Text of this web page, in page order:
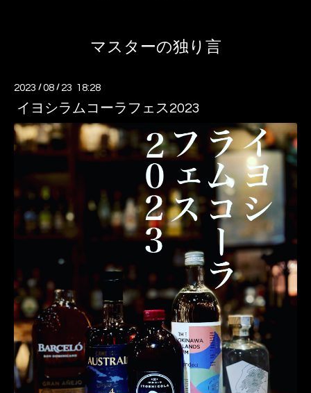
マスターの独り言
2023 /08 / 23 18:28
イヨシラムコーラフェス2023